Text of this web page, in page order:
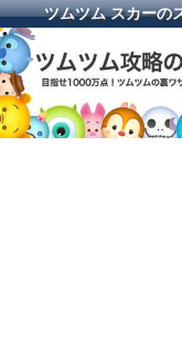
ツムツム スカーの